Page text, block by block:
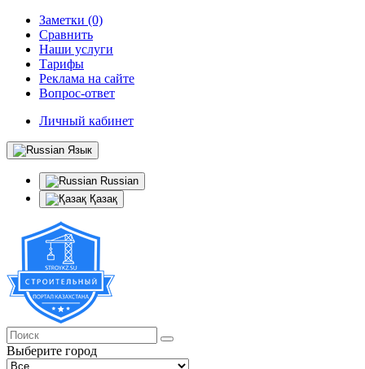
Заметки (0)
Сравнить
Наши услуги
Тарифы
Реклама на сайте
Вопрос-ответ
Личный кабинет
Язык
Russian
Қазақ
Выберите город